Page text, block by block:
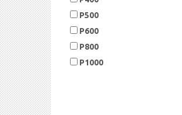
P500
P600
P800
P1000